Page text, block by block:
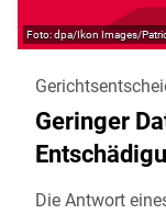
dpa/Ikon Images/
Geringer
Die Antwort